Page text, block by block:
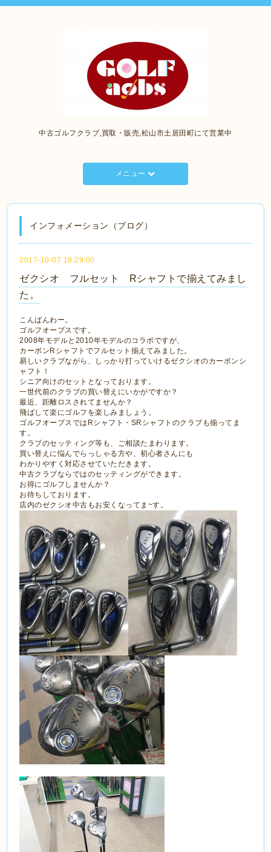
中古ゴルフクラブ,買取・販売,松山市土居田町にて営業中
メニュー
インフォメーション（ブログ）
2017-10-07 19:29:00
ゼクシオ フルセット Rシャフトで揃えてみまし
た。
こんばんわー。
ゴルフオーブスです。
2008年モデルと2010年モデルのコラボですが、
カーボンRシャフトでフルセット揃えてみました。
易しいクラブながら、しっかり打っていけるゼクシオのカーボンシ
ャフト！
シニア向けのセットとなっております。
一世代前のクラブの買い替えにいかがですか？
最近、距離ロスされてませんか？
飛ばして楽にゴルフを楽しみましょう。
ゴルフオーブスではRシャフト・SRシャフトのクラブも揃ってま
す。
クラブのセッティング等も、ご相談たまわります。
買い替えに悩んでらっしゃる方や、初心者さんにも
わかりやすく対応させていただきます。
中古クラブならではのセッティングができます。
お得にゴルフしませんか？
お待ちしております。
店内のゼクシオ中古もお安くなってま~す。